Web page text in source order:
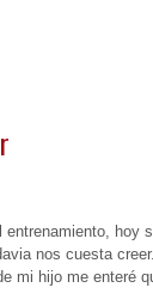
hoy
nos cuesta
mi hijo me enteré